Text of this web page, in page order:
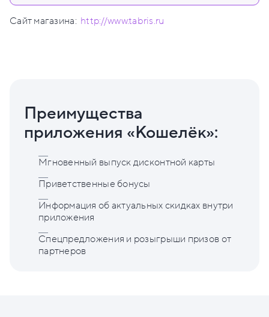
Сайт магазина: http://www.tabris.ru
Преимущества
приложения «Кошелёк»:
Мгновенный выпуск дисконтной карты
Приветственные бонусы
Информация об актуальных скидках внутри
приложения
Спецпредложения и розыгрыши призов от
партнеров